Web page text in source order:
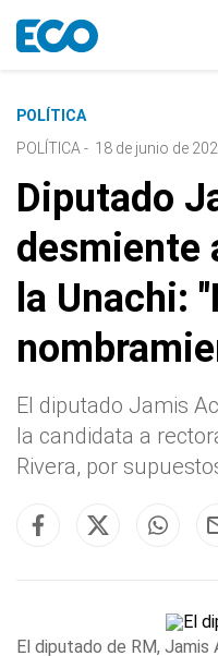
POLÍTICA
POLÍTICA - 18 de junio de
Diputado
desmiente
la Unachi:
El diputado Jamis
la candidata a
Rivera, por
El diputado de RM,